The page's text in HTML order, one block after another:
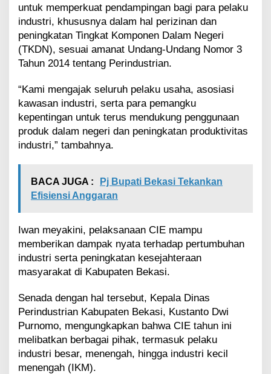
untuk memperkuat pendampingan bagi para pelaku
industri, khususnya dalam hal perizinan dan
peningkatan Tingkat Komponen Dalam Negeri
(TKDN), sesuai amanat Undang-Undang Nomor 3
Tahun 2014 tentang Perindustrian.
“Kami mengajak seluruh pelaku usaha, asosiasi
kawasan industri, serta para pemangku
kepentingan untuk terus mendukung penggunaan
produk dalam negeri dan peningkatan produktivitas
industri,” tambahnya.
BACA JUGA :
Pj Bupati Bekasi Tekankan
Efisiensi Anggaran
Iwan meyakini, pelaksanaan CIE mampu
memberikan dampak nyata terhadap pertumbuhan
industri serta peningkatan kesejahteraan
masyarakat di Kabupaten Bekasi.
Senada dengan hal tersebut, Kepala Dinas
Perindustrian Kabupaten Bekasi, Kustanto Dwi
Purnomo, mengungkapkan bahwa CIE tahun ini
melibatkan berbagai pihak, termasuk pelaku
industri besar, menengah, hingga industri kecil
menengah (IKM).